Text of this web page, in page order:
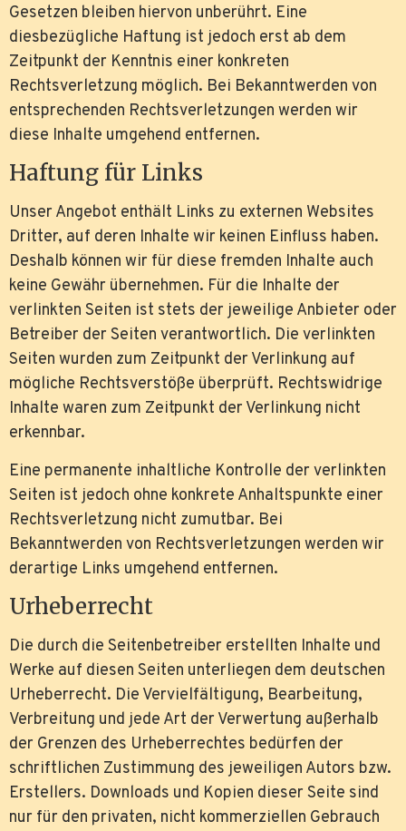
Gesetzen bleiben hiervon unberührt. Eine
diesbezügliche Haftung ist jedoch erst ab dem
Zeitpunkt der Kenntnis einer konkreten
Rechtsverletzung möglich. Bei Bekanntwerden von
entsprechenden Rechtsverletzungen werden wir
diese Inhalte umgehend entfernen.
Haftung für Links
Unser Angebot enthält Links zu externen Websites
Dritter, auf deren Inhalte wir keinen Einfluss haben.
Deshalb können wir für diese fremden Inhalte auch
keine Gewähr übernehmen. Für die Inhalte der
verlinkten Seiten ist stets der jeweilige Anbieter oder
Betreiber der Seiten verantwortlich. Die verlinkten
Seiten wurden zum Zeitpunkt der Verlinkung auf
mögliche Rechtsverstöße überprüft. Rechtswidrige
Inhalte waren zum Zeitpunkt der Verlinkung nicht
erkennbar.
Eine permanente inhaltliche Kontrolle der verlinkten
Seiten ist jedoch ohne konkrete Anhaltspunkte einer
Rechtsverletzung nicht zumutbar. Bei
Bekanntwerden von Rechtsverletzungen werden wir
derartige Links umgehend entfernen.
Urheberrecht
Die durch die Seitenbetreiber erstellten Inhalte und
Werke auf diesen Seiten unterliegen dem deutschen
Urheberrecht. Die Vervielfältigung, Bearbeitung,
Verbreitung und jede Art der Verwertung außerhalb
der Grenzen des Urheberrechtes bedürfen der
schriftlichen Zustimmung des jeweiligen Autors bzw.
Erstellers. Downloads und Kopien dieser Seite sind
nur für den privaten, nicht kommerziellen Gebrauch